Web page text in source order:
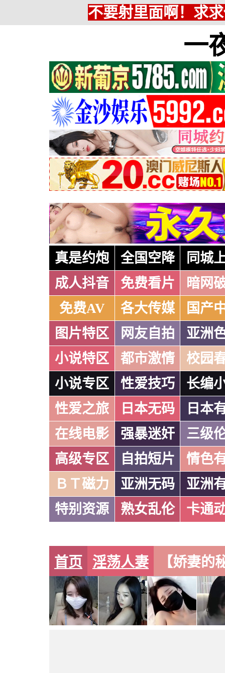
不要射里面啊！求
一
真是约炮 全国空降
同城
成人抖音
免费看片
暗网
免费AV
各大传媒
国产
图片特区
网友自拍
亚洲
小说特区
都市激情
校园
小说专区
性爱技巧
长编
性爱之旅
日本无码
日本
在线电影
强暴迷奸
三级
高级专区
自拍短片
情色
ＢＴ磁力
亚洲无码
亚洲
特别资源
熟女乱伦 卡通
首页 淫荡人妻 【娇妻的